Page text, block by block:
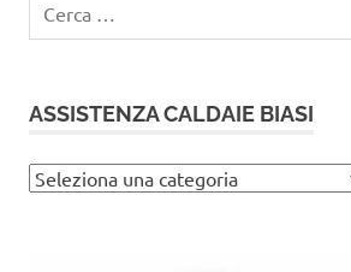
per:
ASSISTENZA CALDAIE BIASI
Assistenza